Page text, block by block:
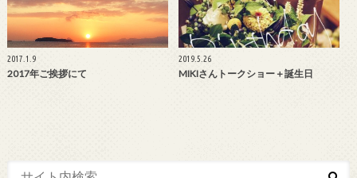
2017.1.9
2017年ご挨拶にて
2019.5.26
MIKIさんトークショー＋誕生日